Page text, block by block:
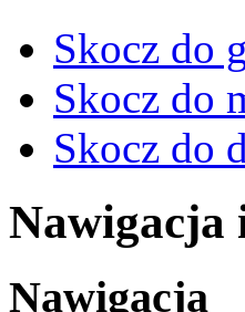
Skocz do
Skocz do
Skocz do
Nawigacja
Nawigacja